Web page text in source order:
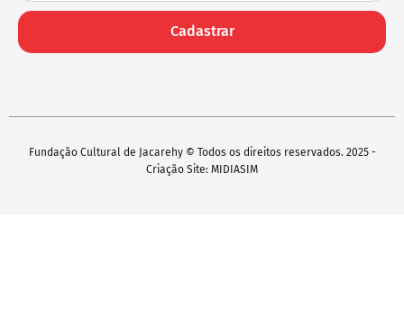
Cadastrar
Fundação Cultural de Jacarehy © Todos os direitos reservados. 2025 -
Criação Site: MIDIASIM